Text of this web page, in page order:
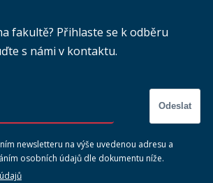
fakultě? Přihlaste se k odběru
s námi v kontaktu.
Odeslat
newsletteru na výše uvedenou adresu a
osobních údajů dle dokumentu níže.